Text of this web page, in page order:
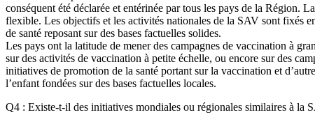
conséquent été déclarée et entérinée par tous les pays de la Région.
flexible. Les objectifs et les activités nationales de la SAV sont fixés
de santé reposant sur des bases factuelles solides.
Les pays ont la latitude de mener des campagnes de vaccination à
sur des activités de vaccination à petite échelle, ou encore sur des
initiatives de promotion de la santé portant sur la vaccination et
l’enfant fondées sur des bases factuelles locales.
Q4 : Existe-t-il des initiatives mondiales ou régionales similaires à la